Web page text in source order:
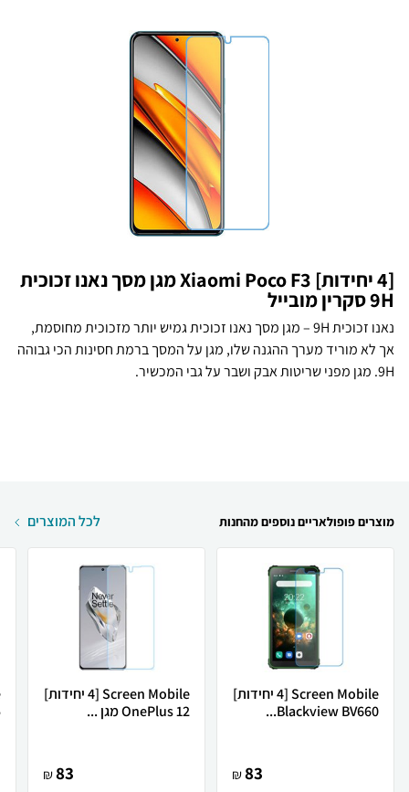
[4 יחידות] Xiaomi Poco F3 מגן מסך נאנו זכוכית
9H סקרין מובייל
נאנו זכוכית 9H – מגן מסך נאנו זכוכית גמיש יותר מזכוכית מחוסמת,
אך לא מוריד מערך ההגנה שלו, מגן על המסך ברמת חסינות הכי גבוהה
9H. מגן מפני שריטות אבק ושבר על גבי המכשיר.
מוצרים פופולאריים נוספים מהחנות לכל המוצרים
Screen Mobile [4 יחידות]
Blackview BV660...
83
₪
Screen Mobile [4 יחידות]
OnePlus 12 מגן ...
83
₪